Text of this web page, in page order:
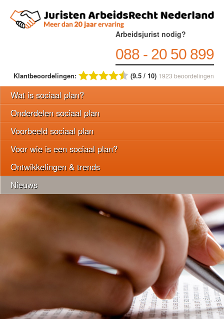
Arbeidsjurist nodig?
088 - 20 50 899
Klantbeoordelingen: (9.5 / 10) 1923 beoordelingen
Wat is sociaal plan?
Onderdelen sociaal plan
Voorbeeld sociaal plan
Voor wie is een sociaal plan?
Ontwikkelingen & trends
Nieuws